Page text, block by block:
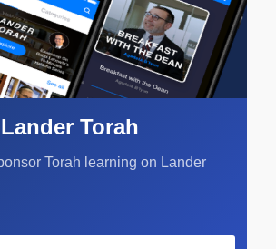
Torah
Torah learning on Lander